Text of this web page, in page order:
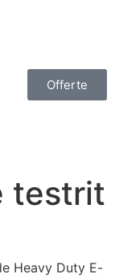
Offerte
testrit
Heavy Duty E-